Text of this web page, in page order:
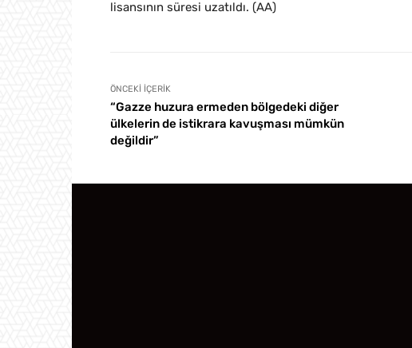
lisansının süresi uzatıldı. (AA)
ÖNCEKI İÇERIK
“Gazze huzura ermeden bölgedeki diğer
ülkelerin de istikrara kavuşması mümkün
değildir”